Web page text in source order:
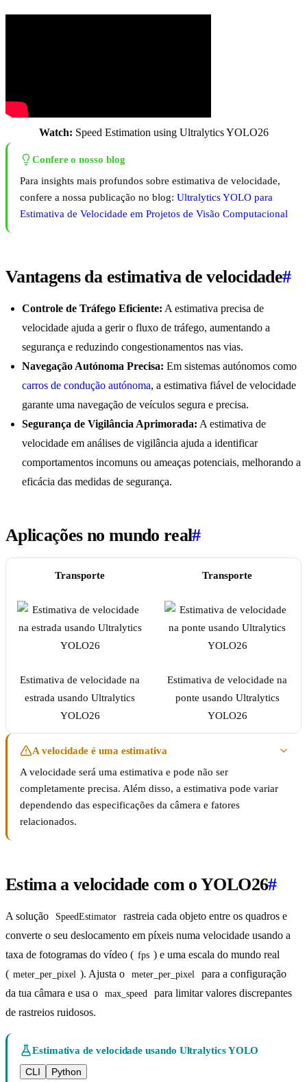
Watch: Speed Estimation using Ultralytics YOLO26
Confere o nosso blog
Para insights mais profundos sobre estimativa de velocidade,
confere a nossa publicação no blog: Ultralytics YOLO para
Estimativa de Velocidade em Projetos de Visão Computacional
Vantagens da estimativa de velocidade#
Controle de Tráfego Eficiente: A estimativa precisa de
velocidade ajuda a gerir o fluxo de tráfego, aumentando a
segurança e reduzindo congestionamentos nas vias.
Navegação Autónoma Precisa: Em sistemas autónomos como
carros de condução autónoma, a estimativa fiável de velocidade
garante uma navegação de veículos segura e precisa.
Segurança de Vigilância Aprimorada: A estimativa de
velocidade em análises de vigilância ajuda a identificar
comportamentos incomuns ou ameaças potenciais, melhorando a
eficácia das medidas de segurança.
Aplicações no mundo real#
Transporte Transporte
Estimativa de velocidade na
estrada usando Ultralytics
YOLO26
Estimativa de velocidade na
ponte usando Ultralytics
YOLO26
A velocidade é uma estimativa
A velocidade será uma estimativa e pode não ser
completamente precisa. Além disso, a estimativa pode variar
dependendo das especificações da câmera e fatores
relacionados.
Estima a velocidade com o YOLO26#
A solução SpeedEstimator
rastreia cada objeto entre os quadros e
converte o seu deslocamento em píxeis numa velocidade usando a
taxa de fotogramas do vídeo ( fps ) e uma escala do mundo real
( meter_per_pixel ). Ajusta o meter_per_pixel
para a configuração
da tua câmara e usa o
max_speed
para limitar valores discrepantes
de rastreios ruidosos.
Estimativa de velocidade usando Ultralytics YOLO
CLI
Python